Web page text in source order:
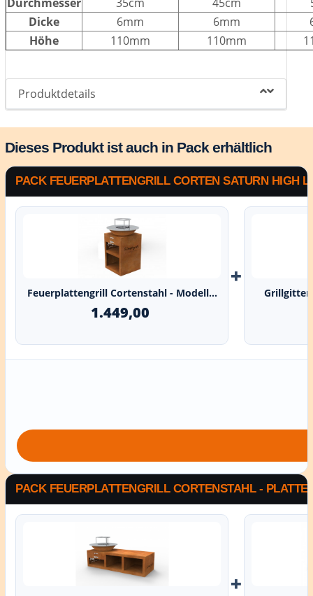
Dicke
6mm 6mm
Höhe
110mm 110mm
Produktdetails
Dieses Produkt ist auch in Pack erhältlich
PACK FEUERPLATTENGRILL CORTEN SATURN HIGH
Feuerplattengrill Cortenstahl - Modell...
1.449,00
+
Grillgitter
PACK FEUERPLATTENGRILL CORTENSTAHL -
+